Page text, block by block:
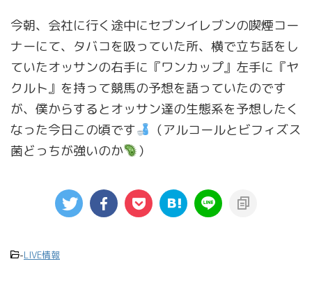
今朝、会社に行く途中にセブンイレブンの喫煙コー
ナーにて、タバコを吸っていた所、横で立ち話をし
ていたオッサンの右手に『ワンカップ』左手に『ヤ
クルト』を持って競馬の予想を語っていたのです
が、僕からするとオッサン達の生態系を予想したく
なった今日この頃です
（アルコールとビフィズス
菌どっちが強いのか
）
-LIVE情報